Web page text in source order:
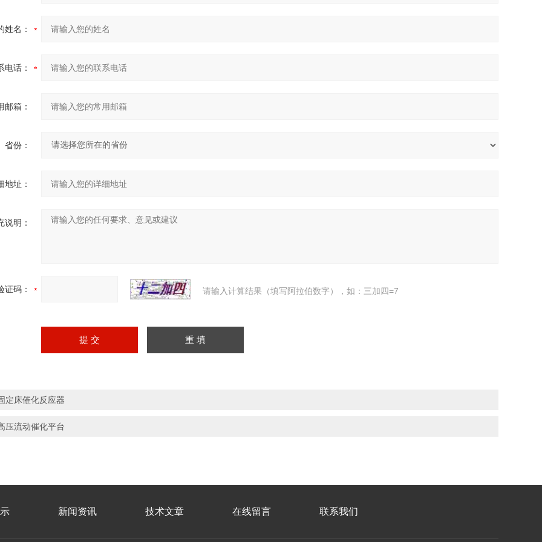
姓名：
电话：
邮箱：
省份：
地址：
说明：
证码： 请输入计算结果（填写阿拉伯数字），如：三加四=7
定床催化反应器
压流动催化平台
新闻资讯 技术文章 在线留言 联系我们